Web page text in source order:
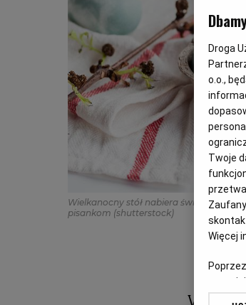
Wielkanocny stół nabiera świątecznej
pisankom (shutterstock)
Droga
o.o.,
Twoje
Więcej
z o. o.
swoje